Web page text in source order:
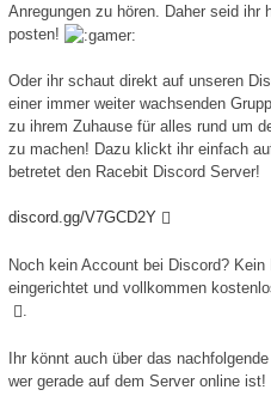
Anregungen zu hören. Daher seid ihr
posten!
Oder ihr schaut direkt auf unseren
einer immer weiter wachsenden
zu ihrem Zuhause für alles rund um
zu machen! Dazu klickt ihr einfach
betretet den Racebit Discord Server!
discord.gg/V7GCD2Y
Noch kein Account bei Discord? Kein
eingerichtet und vollkommen
.
Ihr könnt auch über das
wer gerade auf dem Server online ist!